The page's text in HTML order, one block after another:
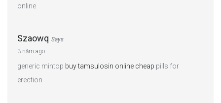
online
Szaowq Says
3 năm ago
generic mintop buy tamsulosin online cheap pills for
erection